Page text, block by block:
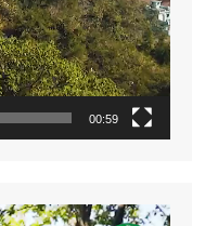
00:59